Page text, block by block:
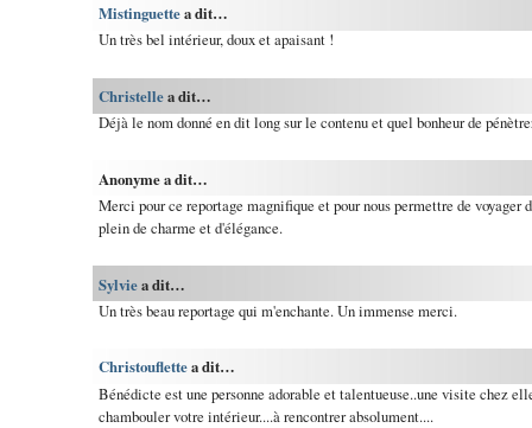
Mistinguettea dit…
Un très bel intérieur, doux et apaisant !
Christellea dit…
Déjà le nom donné en dit long sur le contenu et quel bonheur de
Anonyme a dit…
Merci pour ce reportage magnifique et pour nous permettre de voyager
plein de charme et d'élégance.
Sylviea dit…
Un très beau reportage qui m'enchante. Un immense merci.
Christouflettea dit…
Bénédicte est une personne adorable et talentueuse..une visite chez
chambouler votre intérieur....à rencontrer absolument....